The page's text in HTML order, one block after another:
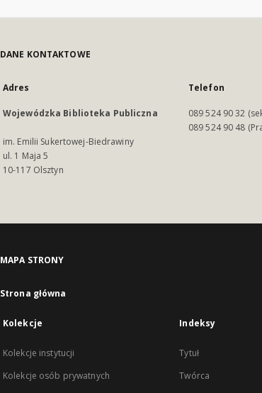
DANE KONTAKTOWE
Adres
Wojewódzka Biblioteka Publiczna
im. Emilii Sukertowej-Biedrawiny
ul. 1 Maja 5
10-117 Olsztyn
Telefon
089 524 90 32
089 524 90 48
MAPA STRONY
Strona główna
Kolekcje
Kolekcje instytucji
Kolekcje osób prywatnych
Indeksy
Tytuł
Twórca